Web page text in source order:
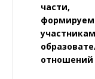
части,
отношений